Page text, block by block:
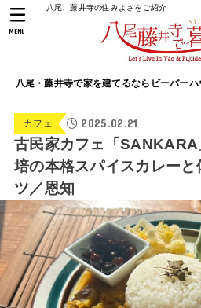
八尾、藤井寺の住みよさをご紹介
八尾・藤井寺で家を建てるならビーバーハ
MENU
カフェ 2025.02.21
古民家カフェ「
培の本格スパイスカレー
ツ／恩知